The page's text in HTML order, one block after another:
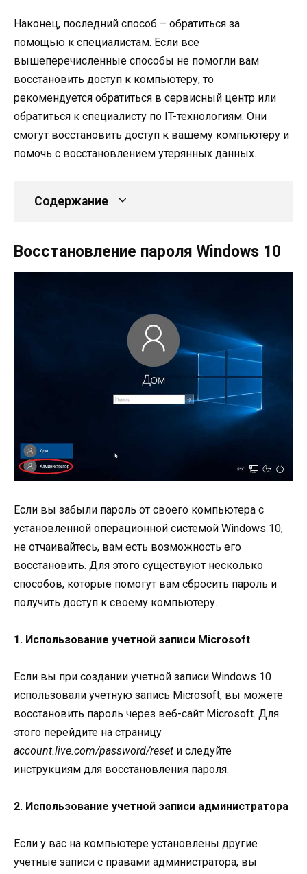
Наконец, последний способ – обратиться за
помощью к специалистам. Если все
вышеперечисленные способы не помогли вам
восстановить доступ к компьютеру, то
рекомендуется обратиться в сервисный центр или
обратиться к специалисту по IT-технологиям. Они
смогут восстановить доступ к вашему компьютеру и
помочь с восстановлением утерянных данных.
Содержание
Восстановление пароля Windows 10
Если вы забыли пароль от своего компьютера с
установленной операционной системой Windows 10,
не отчаивайтесь, вам есть возможность его
восстановить. Для этого существуют несколько
способов, которые помогут вам сбросить пароль и
получить доступ к своему компьютеру.
1. Использование учетной записи Microsoft
Если вы при создании учетной записи Windows 10
использовали учетную запись Microsoft, вы можете
восстановить пароль через веб-сайт Microsoft. Для
этого перейдите на страницу
account.live.com/password/reset и следуйте
инструкциям для восстановления пароля.
2. Использование учетной записи администратора
Если у вас на компьютере установлены другие
учетные записи с правами администратора, вы